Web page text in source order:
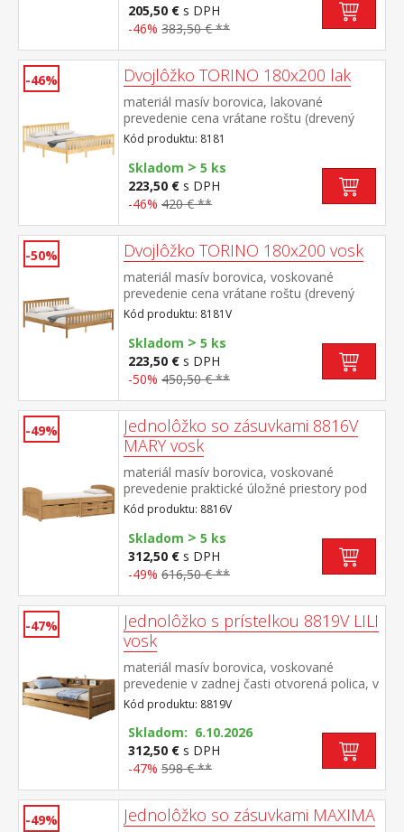
205,50 € s DPH
-46% 383,50 € **
-46% Dvojlôžko TORINO 180x200 lak
materiál masív borovica, lakované
prevedenie cena vrátane roštu (drevený
latkový) bez matraca odporúčaný rozmer
matraca 180 × 200 cm alebo 2 kusy 90 ×
200 cm
Kód produktu: 8181
Skladom > 5 ks
223,50 € s DPH
-46% 420 € **
-50% Dvojlôžko TORINO 180x200 vosk
materiál masív borovica, voskované
prevedenie cena vrátane roštu (drevený
latkový) bez matraca odporúčaný rozmer
matraca 180 × 200 cm alebo 2 kusy 90 ×
200 cm
Kód produktu: 8181V
Skladom > 5 ks
223,50 € s DPH
-50% 450,50 € **
-49%
Jednolôžko so zásuvkami 8816V
MARY vosk
materiál masív borovica, voskované
prevedenie praktické úložné priestory pod
posteľou (zásuvky) v cene cena vrátane
roštu (drevený latkový), matrac nie je v
cene odporúčaný rozmer matraca 90 × 200
cm
Kód produktu: 8816V
Skladom > 5 ks
312,50 € s DPH
-49% 616,50 € **
-47%
Jednolôžko s prístelkou 8819V LILI
vosk
materiál masív borovica, voskované
prevedenie v zadnej časti otvorená polica, v
dolnej časti výsuvná prístelka cena vrátane
roštov (drevené latkové), matrace nie sú v
cene odporúčaná výška matraca pre
prístelku 10 cm odporúčaný rozmer
matracov 90 × 200 cm
Kód produktu: 8819V
Skladom: 6.10.2026
312,50 € s DPH
-47% 598 € **
-49% Jednolôžko so zásuvkami MAXIMA